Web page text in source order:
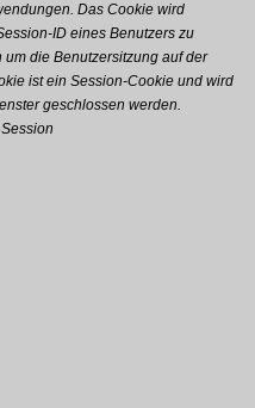
Das Cookie wird
ID eines Benutzers zu
die Benutzersitzung auf der
ist ein Session-Cookie und wird
geschlossen werden.
Session